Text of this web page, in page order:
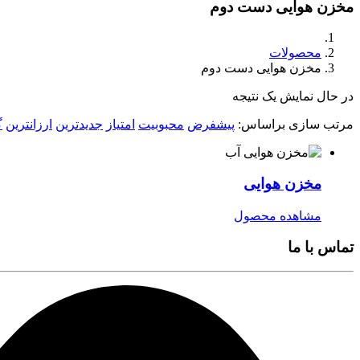
مخزن هوایی دست دوم
محصولات
مخزن هوایی دست دوم
در حال نمایش یک نتیجه
مرتب سازی براساس: پیشفرض محبوبیت امتیاز جدیدترین ارزانترین
مخزن هوایی
مشاهده محصول
تماس با ما